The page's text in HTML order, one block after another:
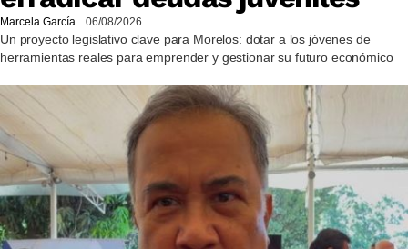
Marcela García 06/08/2026
Un proyecto legislativo clave para Morelos: dotar a los jóvenes de
herramientas reales para emprender y gestionar su futuro económico